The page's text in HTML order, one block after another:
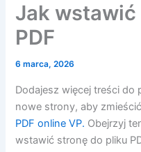
Jak
PDF
6 marca, 2026
Dodajesz więcej treści do
nowe strony, aby
PDF online VP. Obejrzyj
wstawić stronę do pliku